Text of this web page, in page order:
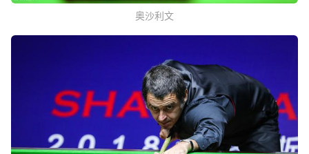
奥沙利文